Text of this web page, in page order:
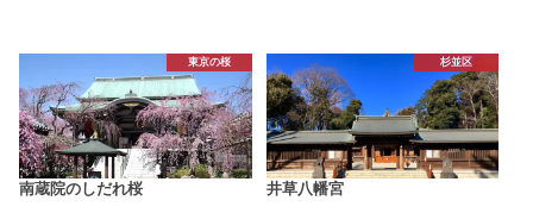
東京の桜
南蔵院のしだれ桜
杉並区
井草八幡宮